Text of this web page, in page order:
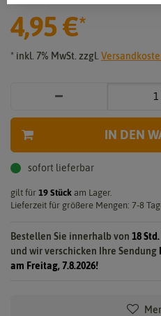
4,95 €*
* inkl. 7% MwSt. zzgl.
IN DEN
sofort lieferbar
gilt für 19 Stück am Lager.
Lieferzeit für größere Mengen: 7-8
Bestellen Sie innerhalb von 18
und wir verschicken Ihre Sendung
am Freitag, 7.8.2026!